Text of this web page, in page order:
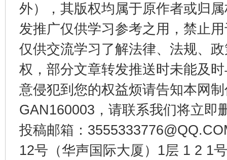
外），其版权均属于原作者或归
发推广仅供学习参考之用，禁止
仅供交流学习了解法律、法规、
权，部分文章转发推送时未能及
意侵犯到您的权益烦请告知本网
GAN160003，请联系我们将立即
投稿邮箱：
12号（华声国际大厦）1层 1 2 1
东山县通报“牛蛙产品抗生素超标问题” 法